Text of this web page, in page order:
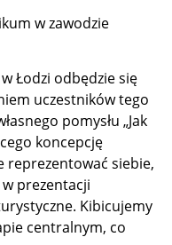
w zawodzie
Łodzi odbędzie się
uczestników tego
pomysłu „Jak
koncepcję
reprezentować siebie,
w prezentacji
Kibicujemy
centralnym, co